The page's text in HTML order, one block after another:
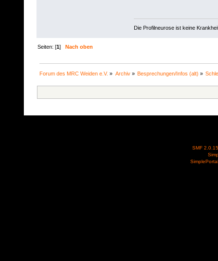
Die Profilneurose ist keine
Seiten: [1]Nach oben
Forum des MRC Weiden e.V. » Archiv» Besprechungen/Infos (alt) »
SMF 2.0.15